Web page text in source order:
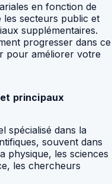
en fonction de
les secteurs public et
supplémentaires.
progresser dans ce
pour améliorer votre
principaux
spécialisé dans la
souvent dans
physique, les sciences
les chercheurs